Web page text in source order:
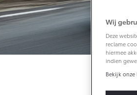
Vanaf € 33.495,-
BATTERIJ-ELEKTRISCH
Wij
Deze
reclame
hiermee
indien
Bekijk onze